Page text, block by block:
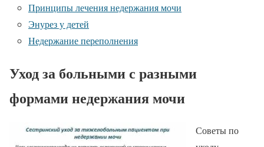
Принципы лечения недержания мочи
Энурез у детей
Недержание переполнения
Уход за больными с разными
формами недержания мочи
Советы по